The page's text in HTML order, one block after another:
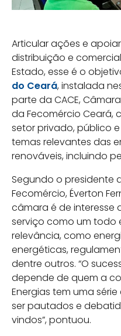
Articular ações e
distribuição e
Estado, esse é o
do Ceará, instalada
parte da CACE,
da Fecomércio Ceará,
setor privado, público
temas relevantes das
renováveis, incluindo
Segundo o presidente
Fecomércio, Éverton
câmara é de interesse
serviço como um
relevância, como
energéticas,
dentre outros. “O
depende de quem a
Energias tem uma
ser pautados e
vindos”, pontuou.